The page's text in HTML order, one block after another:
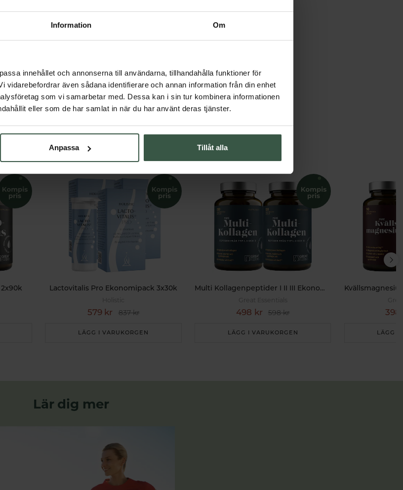
Information Om
innehållet och annonserna till användarna, tillhandahålla funktioner för
vidarebefordrar även sådana identifierare och annan information från din enhet
som vi samarbetar med. Dessa kan i sin tur kombinera informationen
eller som de har samlat in när du har använt deras tjänster.
Anpassa Tillåt alla
Nej
Andra köpte också
Lactovitalis Pro Ekonomipack 3x30k
579 kr 837 kr
LÄGG I VARUKORGEN
Multi Kollagenpeptider I II III Ekonomipack 2x120k
Great Essentials
498 kr 598 kr
LÄGG I VARUKORGEN
398
LÄGG I
Lär dig mer